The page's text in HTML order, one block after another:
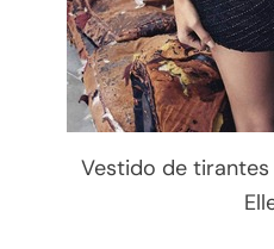
Vestido de